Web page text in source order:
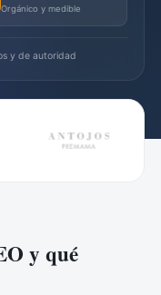
Orgánico y medible
y de autoridad
y qué